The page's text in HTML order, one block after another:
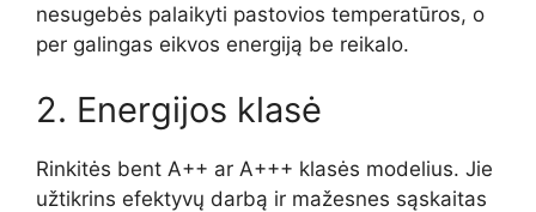
nesugebės palaikyti pastovios temperatūros, o
per galingas eikvos energiją be reikalo.
2. Energijos klasė
Rinkitės bent A++ ar A+++ klasės modelius. Jie
užtikrins efektyvų darbą ir mažesnes sąskaitas